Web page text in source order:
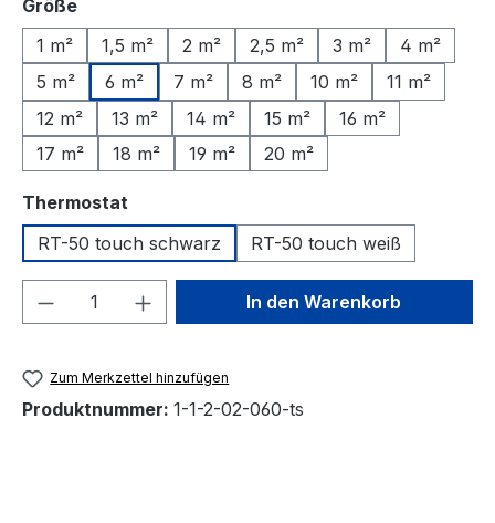
Größe
1 m²
1,5 m² 2 m² 2,5 m² 3 m²
4 m²
5 m²
6 m² 7 m² 8 m² 10 m²
11 m²
12 m²
13 m² 14 m² 15 m²
16 m²
17 m²
18 m² 19 m² 20 m²
Thermostat
RT-50 touch schwarz
RT-50 touch weiß
Produkt Anzahl: Gib denIn den Warenkorb
Zum Merkzettel hinzufügen
Produktnummer: 1-1-2-02-060-ts